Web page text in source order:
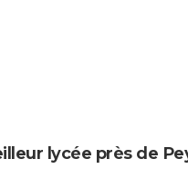
lycée près de